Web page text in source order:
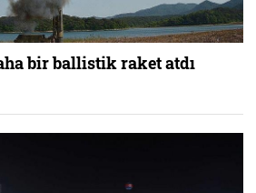
bir ballistik raket atdı